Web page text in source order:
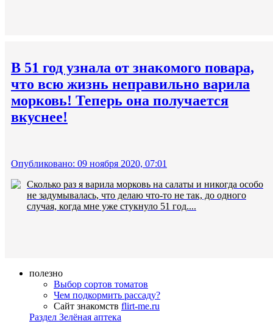
В 51 год узнала от знакомого повара,
что всю жизнь неправильно варила
морковь! Теперь она получается
вкуснее!
Опубликовано: 09 ноября 2020, 07:01
Сколько раз я варила морковь на салаты и никогда особо
не задумывалась, что делаю что-то не так, до одного
случая, когда мне уже стукнуло 51 год....
полезно
Выбор сортов томатов
Чем подкормить рассаду?
Сайт знакомств flirt-me.ru
Раздел Зелёная аптека